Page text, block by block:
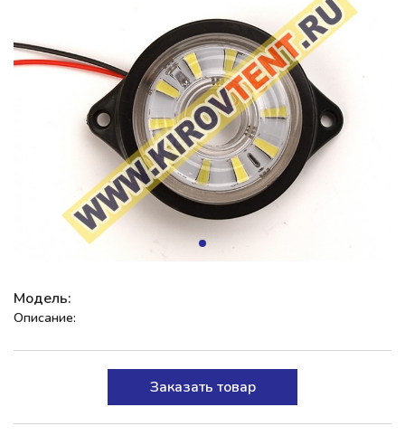
Модель:
Описание:
Заказать товар